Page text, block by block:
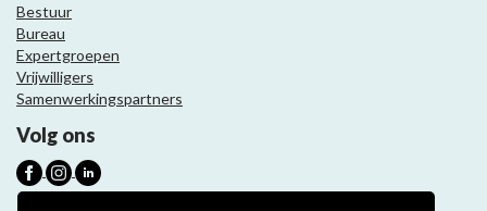
Bestuur
Bureau
Expertgroepen
Vrijwilligers
Samenwerkingspartners
Volg ons